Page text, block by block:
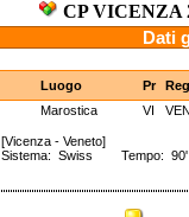
CP VICENZA
Dati
Luogo Pr
Reg
Marostica VI
[Vicenza - Veneto]
Sistema: Swiss Tempo: 90'